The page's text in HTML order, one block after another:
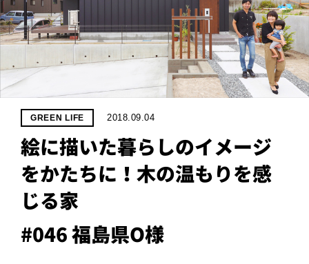
LL
HOUSE
LINE-
UP
WHAT’S
LIFE
LABEL
GREEN LIFE 2018.09.04
絵に描いた暮らしのイメージ
をかたちに！木の温もりを感
じる家
#046 福島県O様